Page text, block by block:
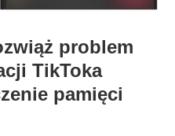
problem
TikToka
pamięci